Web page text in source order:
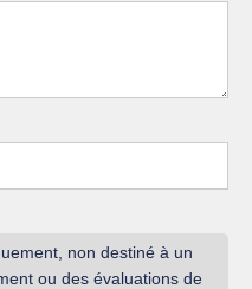
non destiné à un
ou des évaluations de